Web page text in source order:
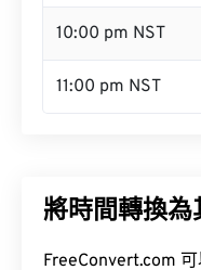
10:00 pm NST
11:00 pm NST
將時間轉換為
FreeConvert.com